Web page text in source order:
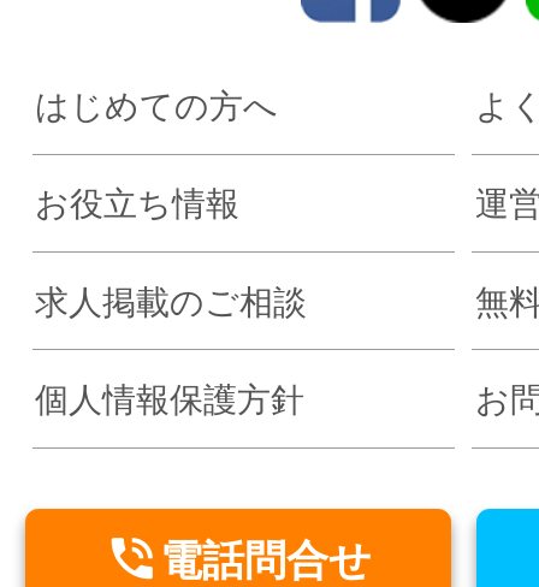
はじめての方へ よ
お役立ち情報 運
求人掲載のご相談 無
個人情報保護方針 お
 電話問合せ